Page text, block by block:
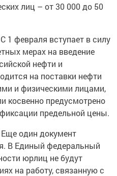
лиц – от 30 000 до 50
С 1 февраля вступает в силу
мерах на введение
нефти и
на поставки нефти
и физическими лицами,
косвенно предусмотрено
предельной цены.
Еще один документ
В Единый федеральный
юрлиц не будут
на работу, связанную с